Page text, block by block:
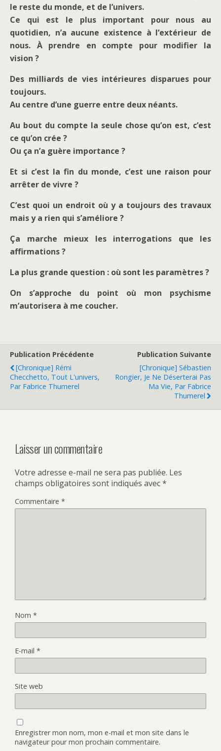
le reste du monde, et de l’univers.
Ce qui est le plus important pour nous au
quotidien, n’a aucune existence à l’extérieur de
nous. À prendre en compte pour modifier la
vision ?
Des milliards de vies intérieures disparues pour
toujours.
Au centre d’une guerre entre deux néants.
Au bout du compte la seule chose qu’on est, c’est
ce qu’on crée ?
Ou ça n’a guère importance ?
Et si c’est la fin du monde, c’est une raison pour
arrêter de vivre ?
C’est quoi un endroit où y a toujours des travaux
mais y a rien qui s’améliore ?
Ça marche mieux les interrogations que les
affirmations ?
La plus grande question : où sont les paramètres ?
On s’approche du point où mon psychisme
m’autorisera à me coucher.
Publication Précédente
[Chronique] Rémi
Checchetto, Tout L'univers,
Par Fabrice Thumerel
Publication Suivante
[Chronique] Sébastien
Rongier, Je Ne Déserterai Pas
Ma Vie, Par Fabrice
Thumerel
Laisser un commentaire
Votre adresse e-mail ne sera pas publiée. Les
champs obligatoires sont indiqués avec*
Commentaire *
Nom *
E-mail *
Site web
Enregistrer mon nom, mon e-mail et mon site dans le
navigateur pour mon prochain commentaire.